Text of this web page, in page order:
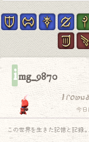
img_9870
I
今日
この世界を生きた記憶と記録.｡